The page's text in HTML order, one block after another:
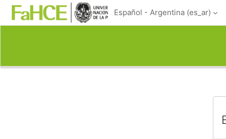
Salta al contenido principal
Español - Argentina ‎(es_ar)‎